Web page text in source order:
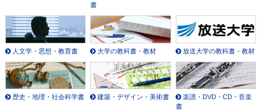
書
人文学・思想・教育書 大学の教科書・教材 放送大学の教科書・教材
歴史・地理・社会科学書 建築・デザイン・美術書
楽譜・DVD・CD・音楽
書